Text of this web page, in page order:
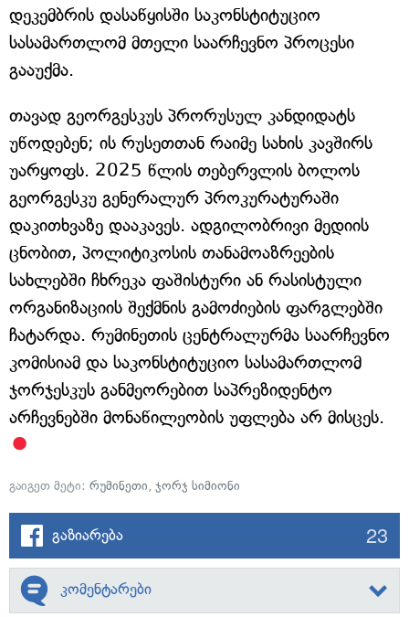
დეკემბრის დასაწყისში საკონსტიტუციო
სასამართლომ მთელი საარჩევნო პროცესი
გააუქმა.
თავად გეორგესკუს პრორუსულ კანდიდატს
უწოდებენ; ის რუსეთთან რაიმე სახის კავშირს
უარყოფს. 2025 წლის თებერვლის ბოლოს
გეორგესკუ გენერალურ პროკურატურაში
დაკითხვაზე დააკავეს. ადგილობრივი მედიის
ცნობით, პოლიტიკოსის თანამოაზრეების
სახლებში ჩხრეკა ფაშისტური ან რასისტული
ორგანიზაციის შექმნის გამოძიების ფარგლებში
ჩატარდა. რუმინეთის ცენტრალურმა საარჩევნო
კომისიამ და საკონსტიტუციო სასამართლომ
ჯორჯესკუს განმეორებით საპრეზიდენტო
არჩევნებში მონაწილეობის უფლება არ მისცეს.
გაიგეთ მეტი: რუმინეთი, ჯორჯ სიმიონი
გაზიარება 23
კომენტარები